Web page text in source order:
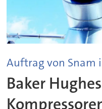
Auftrag von Snam
Baker